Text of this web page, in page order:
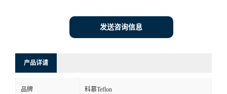
系
发送咨询信息
产品详请
品牌 科慕Teflon